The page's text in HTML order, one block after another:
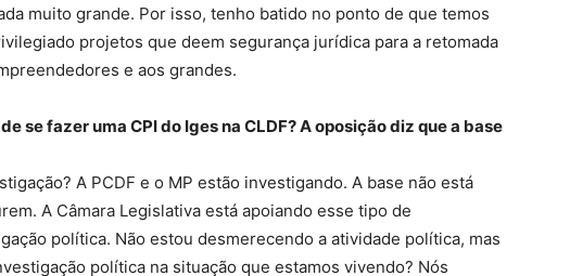
muito grande. Por isso, tenho batido no ponto de que temos
projetos que deem segurança jurídica para a retomada
e aos grandes.
se fazer uma CPI do Iges na CLDF? A oposição diz que a base
A PCDF e o MP estão investigando. A base não está
A Câmara Legislativa está apoiando esse tipo de
política. Não estou desmerecendo a atividade política, mas
política na situação que estamos vivendo? Nós